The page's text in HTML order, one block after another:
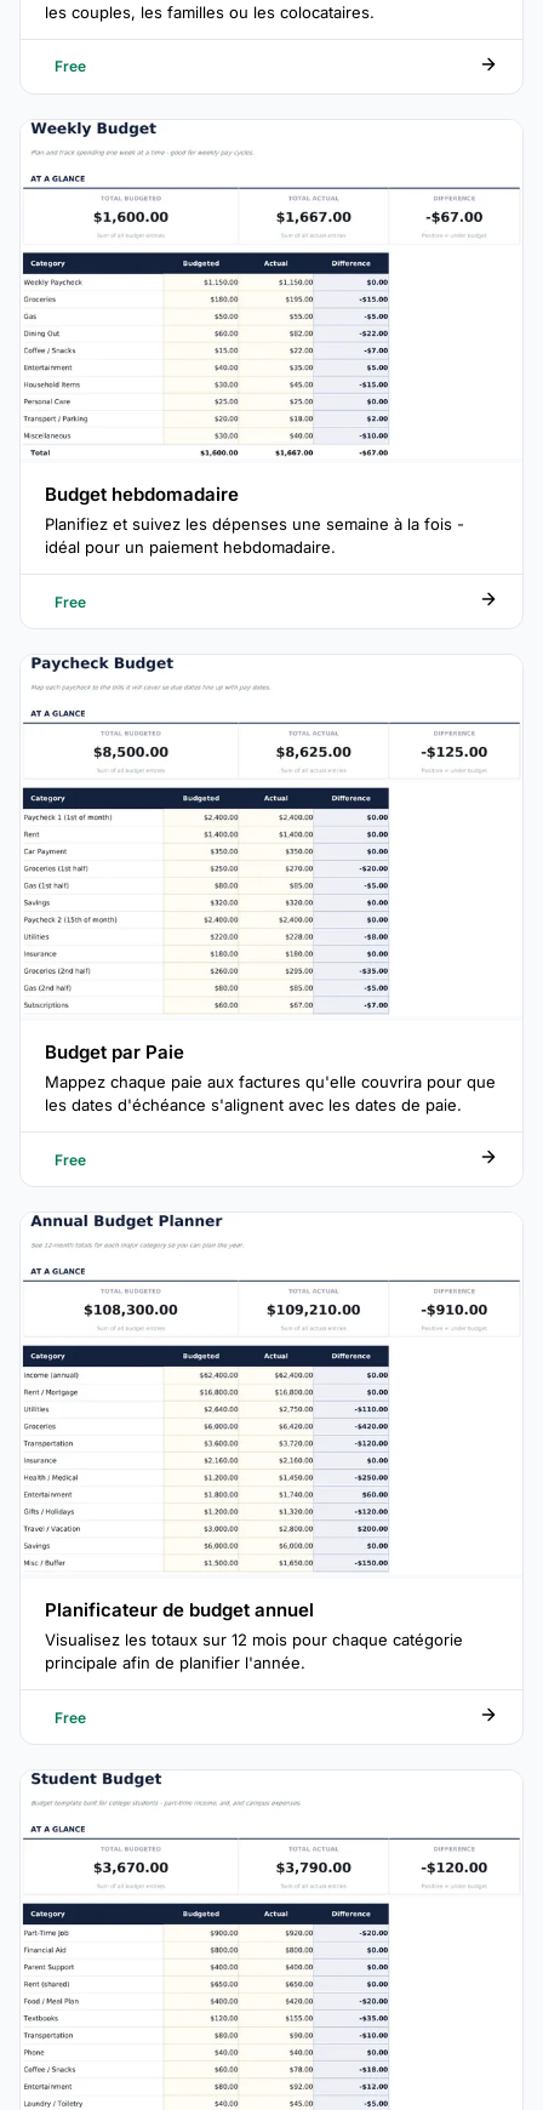
les couples, les familles ou les colocataires.
Free
Budget hebdomadaire
Planifiez et suivez les dépenses une semaine à la fois -
idéal pour un paiement hebdomadaire.
Free
Budget par Paie
Mappez chaque paie aux factures qu'elle couvrira pour que
les dates d'échéance s'alignent avec les dates de paie.
Free
Planificateur de budget annuel
Visualisez les totaux sur 12 mois pour chaque catégorie
principale afin de planifier l'année.
Free